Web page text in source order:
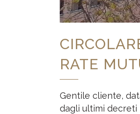
RATE
Gentile cliente,
dagli ultimi decreti